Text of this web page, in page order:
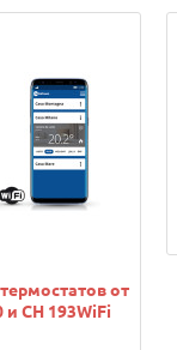
от
и CH 193WiFi